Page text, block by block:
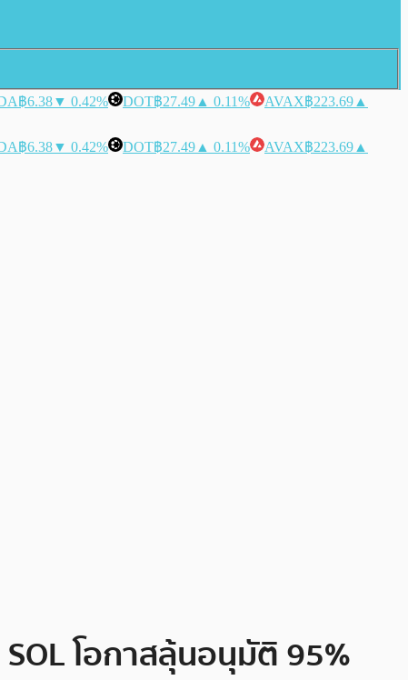
฿6.38▼ 0.42% DOT฿27.49 ▲ 0.11% AVAX฿223.69 ▲
฿6.38▼ 0.42% DOT฿27.49 ▲ 0.11% AVAX฿223.69 ▲
SOL โอกาสลุ้นอนุมัติ 95%